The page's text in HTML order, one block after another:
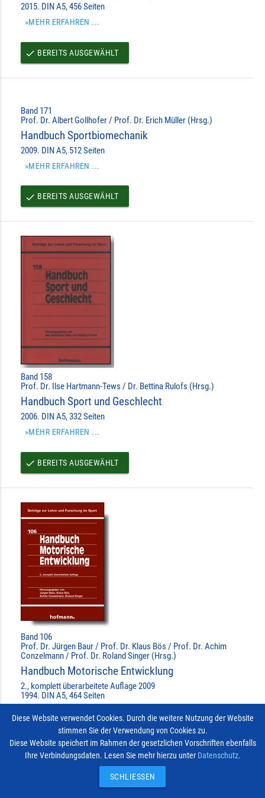
2015. DIN A5, 456 Seiten
»MEHR ERFAHREN ...
done BEREITS AUSGEWÄHLT
Band 171
Prof. Dr. Albert Gollhofer / Prof. Dr. Erich Müller (Hrsg.)
Handbuch Sportbiomechanik
2009. DIN A5, 512 Seiten
»MEHR ERFAHREN ...
done BEREITS AUSGEWÄHLT
Band 158
Prof. Dr. Ilse Hartmann-Tews / Dr. Bettina Rulofs (Hrsg.)
Handbuch Sport und Geschlecht
2006. DIN A5, 332 Seiten
»MEHR ERFAHREN ...
done BEREITS AUSGEWÄHLT
Band 106
Prof. Dr. Jürgen Baur / Prof. Dr. Klaus Bös / Prof. Dr. Achim
Conzelmann / Prof. Dr. Roland Singer (Hrsg.)
Handbuch Motorische Entwicklung
2., komplett überarbeitete Auflage 2009
1994. DIN A5, 464 Seiten
doneBEREITS AUSGEWÄHLT
Vertrag widerrufen
© 2026
Hofmann-Verlag
Diese Website verwendet Cookies. Durch die weitere Nutzung der Website
stimmen Sie der Verwendung von Cookies zu.
Diese Website speichert im Rahmen der gesetzlichen Vorschriften ebenfalls
Ihre Verbindungsdaten. Lesen Sie mehr hierzu unter Datenschutz.
SCHLIESSEN